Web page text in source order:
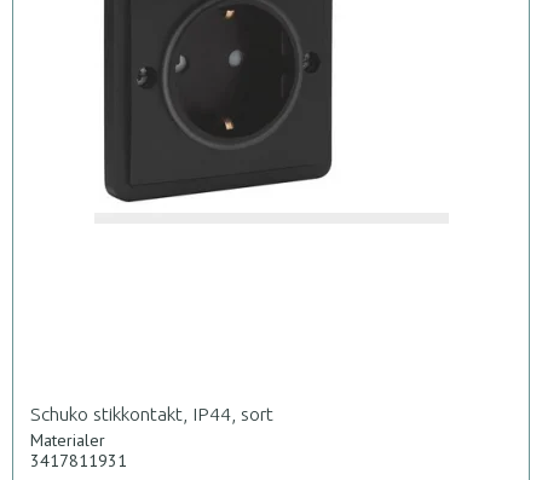
Schuko stikkontakt, IP44, sort
Materialer
3417811931